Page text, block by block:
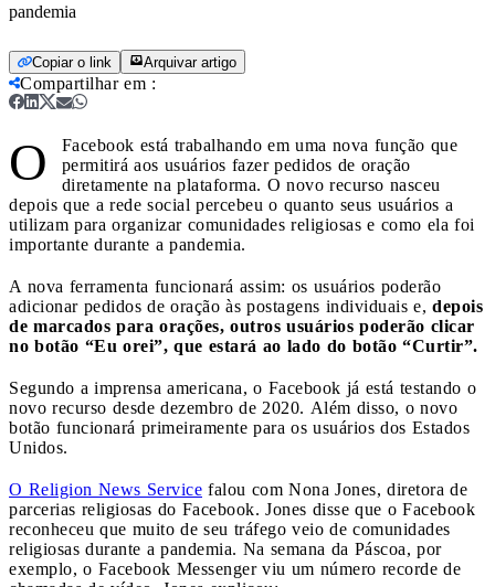
pandemia
Copiar o link Arquivar artigo
Compartilhar em :
O
Facebook está trabalhando em uma nova função que
permitirá aos usuários fazer pedidos de oração
diretamente na plataforma. O novo recurso nasceu
depois que a rede social percebeu o quanto seus usuários a
utilizam para organizar comunidades religiosas e como ela foi
importante durante a pandemia.
A nova ferramenta funcionará assim: os usuários poderão
adicionar pedidos de oração às postagens individuais e, depois
de marcados para orações, outros usuários poderão clicar
no botão “Eu orei”, que estará ao lado do botão “Curtir”.
Segundo a imprensa americana, o Facebook já está testando o
novo recurso desde dezembro de 2020. Além disso, o novo
botão funcionará primeiramente para os usuários dos Estados
Unidos.
O Religion News Service falou com Nona Jones, diretora de
parcerias religiosas do Facebook. Jones disse que o Facebook
reconheceu que muito de seu tráfego veio de comunidades
religiosas durante a pandemia. Na semana da Páscoa, por
exemplo, o Facebook Messenger viu um número recorde de